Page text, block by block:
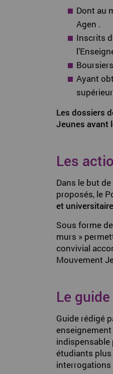
Dont au
Agen .
Inscrits
Ayant
Les dossiers
Jeunes avant
Les
Dans le but
proposés, le
et
Sous forme de
murs »
convivial
Mouvement
Le
Guide rédigé
indispensable
étudiants